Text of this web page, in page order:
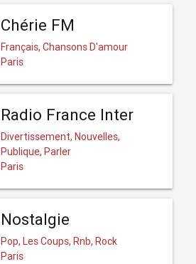
Chérie FM
Français, Chansons D'amour
Paris
Radio France Inter
Divertissement, Nouvelles,
Publique, Parler
Paris
Nostalgie
Pop, Les Coups, Rnb, Rock
Paris